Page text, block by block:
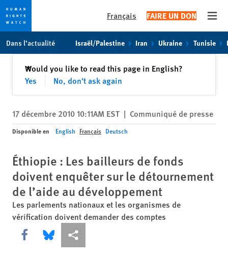
toto
content
Français FAIRE UN DON
Dans l’actualité Israël/Palestine Iran Ukraine Tunisie
Would you like to read this page in English?
Yes
No, don't ask again
✕Fermer
17 décembre 2010 10:11AM EST | Communiqué de presse
Disponible en English Français Deutsch
Éthiopie : Les bailleurs de fonds
doivent enquêter sur le détournement
de l’aide au développement
Les parlements nationaux et les organismes de
vérification doivent demander des comptes
Share this via Facebook
Share this via Bluesky
Share this via Partagez